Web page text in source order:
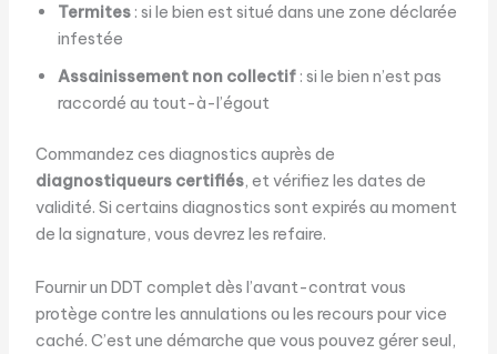
Termites: si le bien est situé dans une zone déclarée
infestée
Assainissement non collectif: si le bien n’est pas
raccordé au tout-à-l’égout
Commandez ces diagnostics auprès de
diagnostiqueurs certifiés, et vérifiez les dates de
validité. Si certains diagnostics sont expirés au moment
de la signature, vous devrez les refaire.
Fournir un DDT complet dès l’avant-contrat vous
protège contre les annulations ou les recours pour vice
caché. C’est une démarche que vous pouvez gérer seul,